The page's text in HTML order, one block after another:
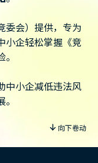
委会）提供，专为
小企轻松掌握《竞
中小企减低违法风
向下卷动